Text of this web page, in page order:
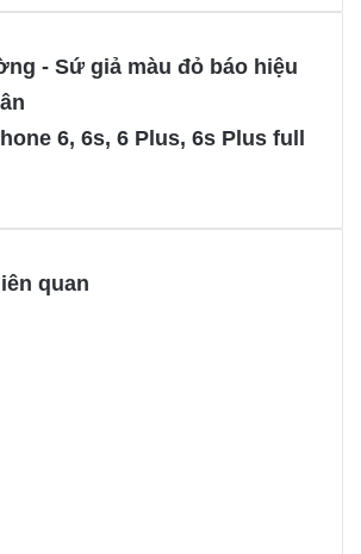
- Sứ giả màu đỏ báo hiệu
6, 6s, 6 Plus, 6s Plus full
quan